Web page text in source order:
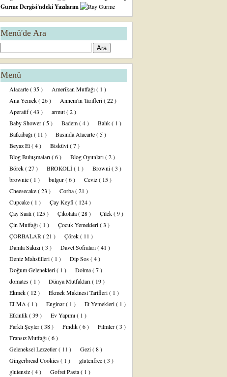
Gurme Dergisi'ndeki Yazılarım
Menü'de Ara
Menü
Alacarte( 35 ) Amerikan Mutfağı( 1 )
Ana Yemek( 26 ) Annem'in Tarifleri( 22 )
Aperatif( 43 ) armut( 2 )
Baby Shower( 5 ) Badem( 4 ) Balık( 1 )
Balkabağı( 11 ) Basında Alacarte( 5 )
Beyaz Et( 4 ) Bisküvi( 7 )
Blog Buluşmaları( 6 ) Blog Oyunları( 2 )
Börek( 27 ) BROKOLİ( 1 ) Browni( 3 )
brownie( 1 ) bulgur( 6 ) Ceviz( 15 )
Cheesecake( 23 ) Corba( 21 )
Cupcake( 1 ) Çay Keyfi ( 124 )
Çay Saati( 125 ) Çikolata( 28 ) Çilek( 9 )
Çin Mutfağı( 1 ) Çocuk Yemekleri( 3 )
ÇORBALAR ( 21 ) Çörek( 11 )
Damla Sakızı( 3 ) Davet Sofraları( 41 )
Deniz Mahsülleri( 1 ) Dip Sos( 4 )
Doğum Gelenekleri( 1 ) Dolma( 7 )
domates( 1 ) Dünya Mutfakları( 19 )
Ekmek( 12 ) Ekmek Makinesi Tarifleri( 1 )
ELMA ( 1 ) Enginar( 1 ) Et Yemekleri( 1 )
Etkinlik( 39 ) Ev Yapımı( 1 )
Farklı Şeyler( 38 ) Fındık( 6 ) Filmler( 3 )
Fransız Mutfağı( 6 )
Geleneksel Lezzetler( 11 ) Gezi( 8 )
Gingerbread Cookies( 1 ) glutenfree( 3 )
glutensiz( 4 ) Gofret Pasta( 1 )